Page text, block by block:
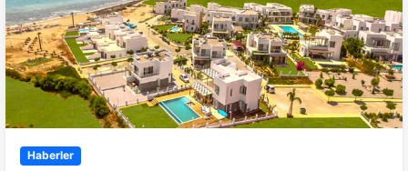
Haberler